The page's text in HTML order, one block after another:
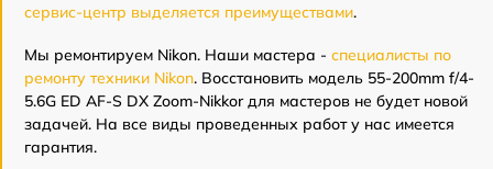
сервис-центр выделяется преимуществами.
Мы ремонтируем Nikon. Наши мастера - специалисты по
ремонту техники Nikon. Восстановить модель 55-200mm f/4-
5.6G ED AF-S DX Zoom-Nikkor для мастеров не будет новой
задачей. На все виды проведенных работ у нас имеется
гарантия.